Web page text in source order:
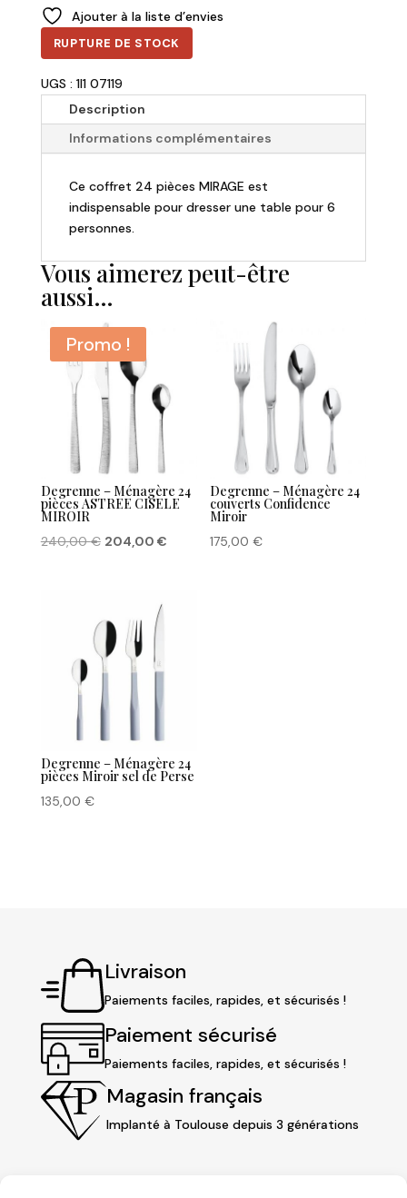
Ajouter à la liste d’envies
RUPTURE DE STOCK
UGS : 1I1 07119
Description
Informations complémentaires
Ce coffret 24 pièces MIRAGE est
indispensable pour dresser une table pour 6
personnes.
Vous aimerez peut-être
aussi…
Promo !
Degrenne – Ménagère 24
pièces ASTREE CISELE
MIROIR
240,00€ Le
240,00 €.
204,00 €Le
Degrenne – Ménagère 24
couverts Confidence
Miroir
175,00€
Degrenne – Ménagère 24
pièces Miroir sel de Perse
135,00 €
Livraison
Paiements faciles, rapides, et sécurisés !
Paiement sécurisé
Paiements faciles, rapides, et sécurisés !
Magasin français
Implanté à Toulouse depuis 3 générations